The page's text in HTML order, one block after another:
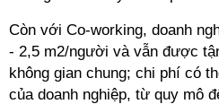
Còn với Co-working, doanh
- 2,5 m2/người và vẫn được
không gian chung; chi phí có
của doanh nghiệp, từ quy mô